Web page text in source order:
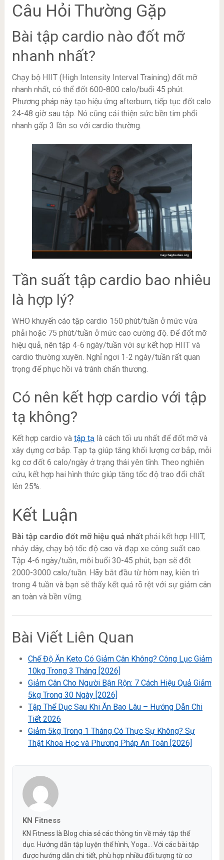
Câu Hỏi Thường Gặp
Bài tập cardio nào đốt mỡ
nhanh nhất?
Chạy bộ HIIT (High Intensity Interval Training) đốt mỡ
nhanh nhất, có thể đốt 600-800 calo/buổi 45 phút.
Phương pháp này tạo hiệu ứng afterburn, tiếp tục đốt calo
24-48 giờ sau tập. Nó cũng cải thiện sức bền tim phổi
nhanh gấp 3 lần so với cardio thường.
Tần suất tập cardio bao nhiêu
là hợp lý?
WHO khuyến cáo tập cardio 150 phút/tuần ở mức vừa
phải hoặc 75 phút/tuần ở mức cao cường độ. Để đốt mỡ
hiệu quả, nên tập 4-6 ngày/tuần với sự kết hợp HIIT và
cardio thường xuyên. Nghỉ ngơi 1-2 ngày/tuần rất quan
trọng để phục hồi và tránh chấn thương.
Có nên kết hợp cardio với tập
tạ không?
Kết hợp cardio và tập tạ là cách tối ưu nhất để đốt mỡ và
xây dựng cơ bắp. Tạp tạ giúp tăng khối lượng cơ bắp, mỗi
kg cơ đốt 6 calo/ngày ở trạng thái yên tĩnh. Theo nghiên
cứu, kết hợp hai hình thức giúp tăng tốc độ trao đổi chất
lên 25%.
Kết Luận
Bài tập cardio đốt mỡ hiệu quả nhấtphải kết hợp HIIT,
nhảy dây, chạy bộ tốc độ cao và đạp xe công suất cao.
Tập 4-6 ngày/tuần, mỗi buổi 30-45 phút, bạn sẽ đốt
2000-3000 calo/tuần. Hãy bắt đầu từ hôm nay, kiên trì
trong 4 tuần và bạn sẽ thấy kết quả rõ rệt với sự giảm cân
an toàn và bền vững.
Bài Viết Liên Quan
Chế Độ Ăn Keto Có Giảm Cân Không? Công Lục Giảm
10kg Trong 3 Tháng [2026]
Giảm Cân Cho Người Bận Rộn: 7 Cách Hiệu Quả Giảm
5kg Trong 30 Ngày [2026]
Tập Thể Dục Sau Khi Ăn Bao Lâu – Hướng Dẫn Chi
Tiết 2026
Giảm 5kg Trong 1 Tháng Có Thực Sự Không? Sự
Thật Khoa Học và Phương Pháp An Toàn [2026]
KN Fitness
KN Fitness là Blog chia sẻ các thông tin về máy tập thể
dục. Hướng dẫn tập luyện thể hình, Yoga... Với các bài tập
được hướng dẫn chi tiết, phù hợp nhiều đối tượng từ cơ